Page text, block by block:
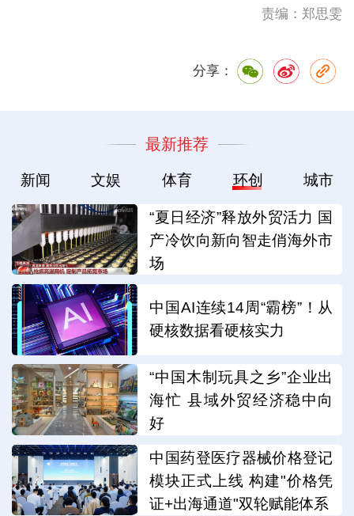
责编：郑思雯
分享：
最新推荐
新闻 文娱 体育 环创 城市
“夏日经济”释放外贸活力 国
产冷饮向新向智走俏海外市
场
中国AI连续14周“霸榜”！从
硬核数据看硬核实力
“中国木制玩具之乡”企业出
海忙 县域外贸经济稳中向
好
中国药登医疗器械价格登记
模块正式上线 构建"价格凭
证+出海通道"双轮赋能体系